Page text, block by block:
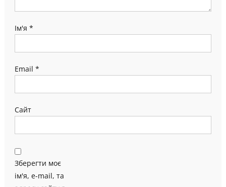
Ім'я *
Email *
Сайт
Зберегти моє
ім'я, e-mail, та